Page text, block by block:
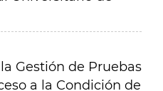
Gestión de Pruebas
a la Condición de